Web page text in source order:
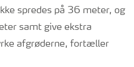
spredes på 36 meter, og
samt give ekstra
afgrøderne, fortæller